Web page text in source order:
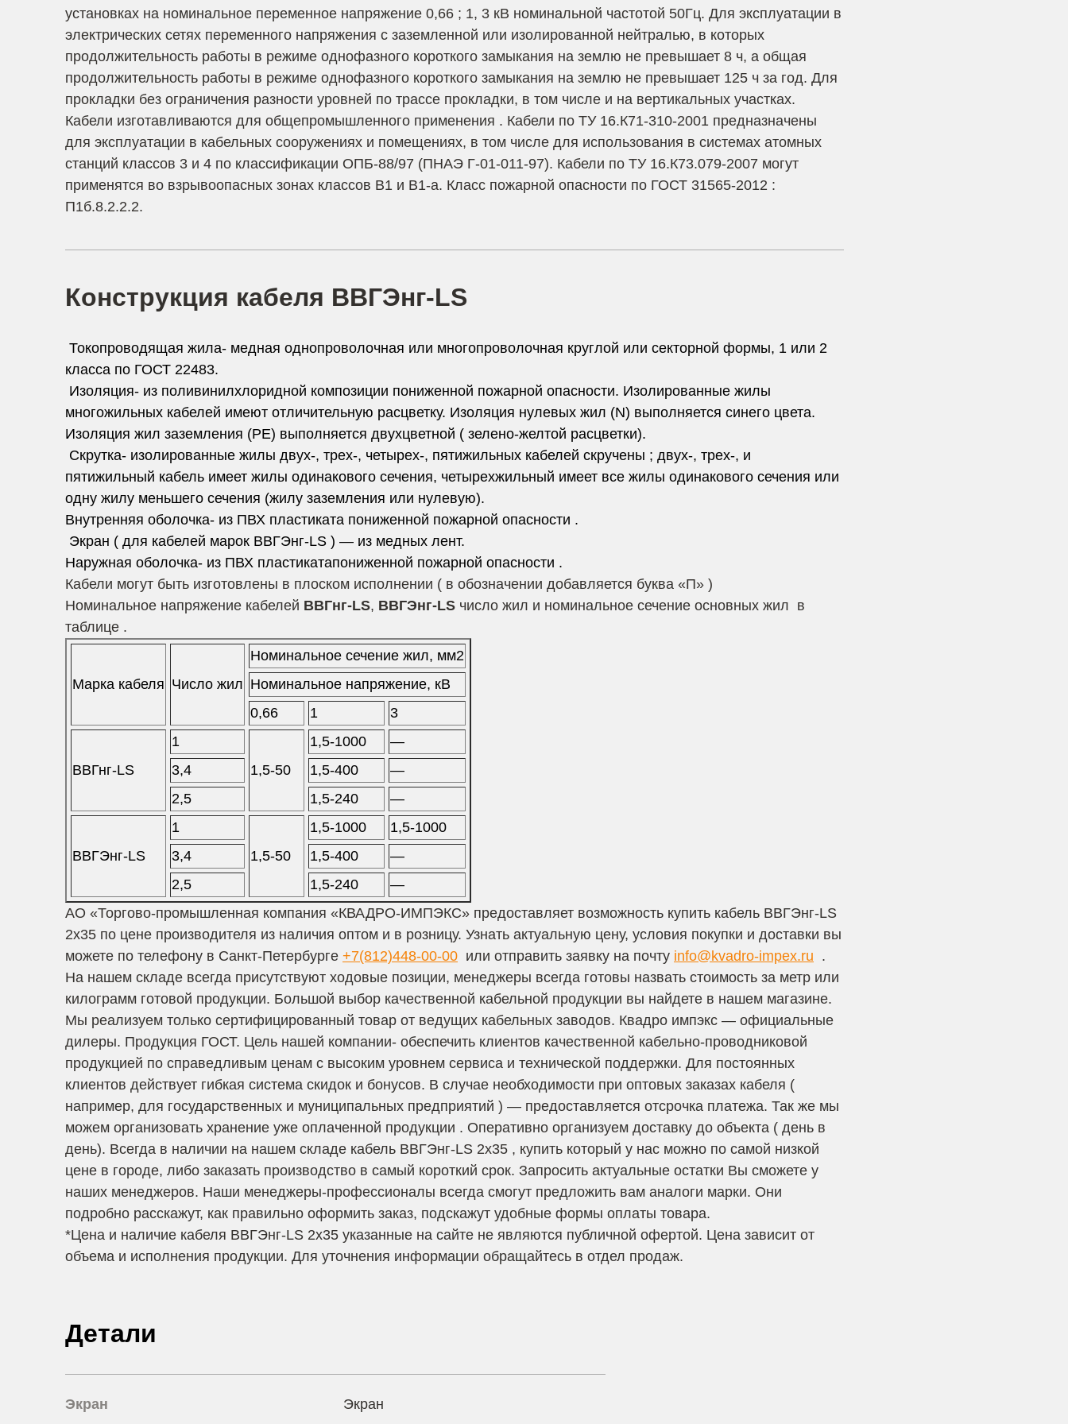
установках на номинальное переменное напряжение 0,66 ; 1, 3 кВ номинальной частотой 50Гц. Для эксплуатации в
электрических сетях переменного напряжения с заземленной или изолированной нейтралью, в которых
продолжительность работы в режиме однофазного короткого замыкания на землю не превышает 8 ч, а общая
продолжительность работы в режиме однофазного короткого замыкания на землю не превышает 125 ч за год. Для
прокладки без ограничения разности уровней по трассе прокладки, в том числе и на вертикальных участках.
Кабели изготавливаются для общепромышленного применения . Кабели по ТУ 16.К71-310-2001 предназначены
для эксплуатации в кабельных сооружениях и помещениях, в том числе для использования в системах атомных
станций классов 3 и 4 по классификации ОПБ-88/97 (ПНАЭ Г-01-011-97). Кабели по ТУ 16.К73.079-2007 могут
применятся во взрывоопасных зонах классов В1 и В1-а. Класс пожарной опасности по ГОСТ 31565-2012 :
П1б.8.2.2.2.
Конструкция кабеля ВВГЭнг-LS
Токопроводящая жила- медная однопроволочная или многопроволочная круглой или секторной формы, 1 или 2
класса по ГОСТ 22483.
Изоляция- из поливинилхлоридной композиции пониженной пожарной опасности. Изолированные жилы
многожильных кабелей имеют отличительную расцветку. Изоляция нулевых жил (N) выполняется синего цвета.
Изоляция жил заземления (РЕ) выполняется двухцветной ( зелено-желтой расцветки).
Скрутка- изолированные жилы двух-, трех-, четырех-, пятижильных кабелей скручены ; двух-, трех-, и
пятижильный кабель имеет жилы одинакового сечения, четырехжильный имеет все жилы одинакового сечения или
одну жилу меньшего сечения (жилу заземления или нулевую).
Внутренняя оболочка- из ПВХ пластиката пониженной пожарной опасности .
Экран ( для кабелей марок ВВГЭнг-LS ) — из медных лент.
Наружная оболочка- из ПВХ пластикатапониженной пожарной опасности .
Кабели могут быть изготовлены в плоском исполнении ( в обозначении добавляется буква «П» )
Номинальное напряжение кабелей ВВГнг-LS, ВВГЭнг-LS число жил и номинальное сечение основных жил в
таблице .
Марка кабеля Число жил
Номинальное сечение жил, мм2
Номинальное напряжение, кВ
0,66
1 3
ВВГнг-LS
1
1,5-50
1,5-1000
—
3,4
1,5-400
—
2,5
1,5-240 —
ВВГЭнг-LS
1
1,5-50
1,5-1000
1,5-1000
3,4
1,5-400
—
2,5
1,5-240
—
АО «Торгово-промышленная компания «КВАДРО-ИМПЭКС» предоставляет возможность купить кабель ВВГЭнг-LS
2х35 по цене производителя из наличия оптом и в розницу. Узнать актуальную цену, условия покупки и доставки вы
можете по телефону в Санкт-Петербурге +7(812)448-00-00 или отправить заявку на почту info@kvadro-impex.ru .
На нашем складе всегда присутствуют ходовые позиции, менеджеры всегда готовы назвать стоимость за метр или
килограмм готовой продукции. Большой выбор качественной кабельной продукции вы найдете в нашем магазине.
Мы реализуем только сертифицированный товар от ведущих кабельных заводов. Квадро импэкс — официальные
дилеры. Продукция ГОСТ. Цель нашей компании- обеспечить клиентов качественной кабельно-проводниковой
продукцией по справедливым ценам с высоким уровнем сервиса и технической поддержки. Для постоянных
клиентов действует гибкая система скидок и бонусов. В случае необходимости при оптовых заказах кабеля (
например, для государственных и муниципальных предприятий ) — предоставляется отсрочка платежа. Так же мы
можем организовать хранение уже оплаченной продукции . Оперативно организуем доставку до объекта ( день в
день). Всегда в наличии на нашем складе кабель ВВГЭнг-LS 2х35 , купить который у нас можно по самой низкой
цене в городе, либо заказать производство в самый короткий срок. Запросить актуальные остатки Вы сможете у
наших менеджеров. Наши менеджеры-профессионалы всегда смогут предложить вам аналоги марки. Они
подробно расскажут, как правильно оформить заказ, подскажут удобные формы оплаты товара.
*Цена и наличие кабеля ВВГЭнг-LS 2х35 указанные на сайте не являются публичной офертой. Цена зависит от
объема и исполнения продукции. Для уточнения информации обращайтесь в отдел продаж.
Детали
Экран Экран